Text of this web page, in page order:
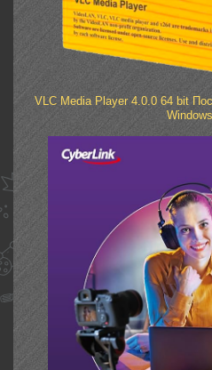
VLC Media Player 4.0.0 64 bit